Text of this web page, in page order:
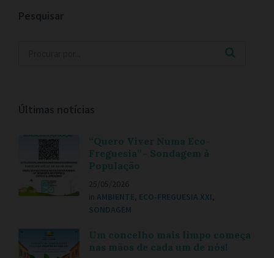
Pesquisar
Últimas notícias
“Quero Viver Numa Eco-
Freguesia”– Sondagem à
População
25/05/2026
in AMBIENTE, ECO-FREGUESIA XXI ,
SONDAGEM
Um concelho mais limpo começa
nas mãos de cada um de nós!